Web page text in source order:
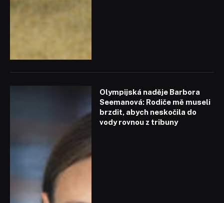
Olympijská naděje Barbora
Seemanová: Rodiče mě museli
brzdit, abych neskočila do
vody rovnou z tribuny